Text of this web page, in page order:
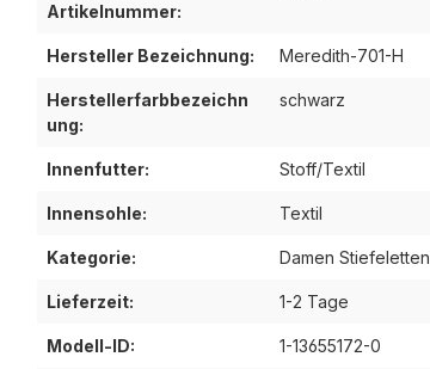
Artikelnummer:
Hersteller Bezeichnung: Meredith-701-H
Herstellerfarbbezeichn
ung:
schwarz
Innenfutter: Stoff/Textil
Innensohle: Textil
Kategorie: Damen Stiefeletten
Lieferzeit: 1-2 Tage
Modell-ID: 1-13655172-0